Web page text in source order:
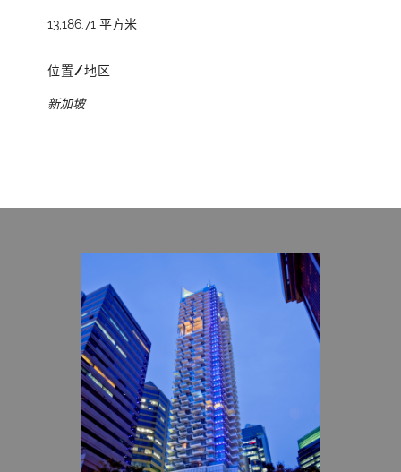
13,186.71 平方米
位置/地区
新加坡